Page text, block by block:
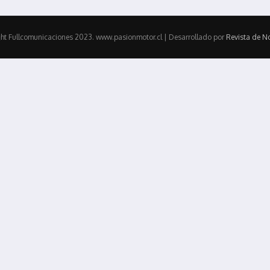
Fullcomunicaciones 2023. www.pasionmotor.cl | Desarrollado por Revista de